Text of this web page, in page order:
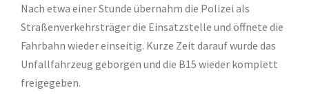
Nach etwa einer Stunde übernahm die Polizei als
Straßenverkehrsträger die Einsatzstelle und öffnete die
Fahrbahn wieder einseitig. Kurze Zeit darauf wurde das
Unfallfahrzeug geborgen und die B15 wieder komplett
freigegeben.